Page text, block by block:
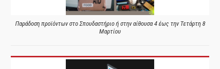
Παράδοση προϊόντων στο Σπουδαστήριο ή στην αίθουσα 4 έως την Τετάρτη 8
Μαρτίου